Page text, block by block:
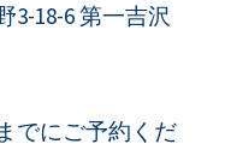
18-6 第一吉沢
でにご予約くだ